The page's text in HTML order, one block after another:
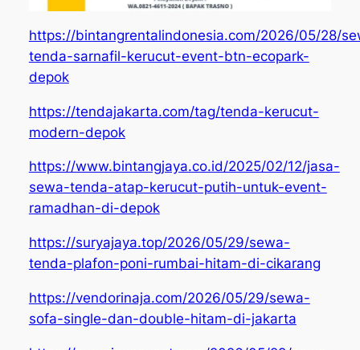
https://bintangrentalindonesia.com/2026/05/28/
tenda-sarnafil-kerucut-event-btn-ecopark-
depok
https://tendajakarta.com/tag/tenda-kerucut-
modern-depok
https://www.bintangjaya.co.id/2025/02/12/jasa-
sewa-tenda-atap-kerucut-putih-untuk-event-
ramadhan-di-depok
https://suryajaya.top/2026/05/29/sewa-
tenda-plafon-poni-rumbai-hitam-di-cikarang
https://vendorinaja.com/2026/05/29/sewa-
sofa-single-dan-double-hitam-di-jakarta